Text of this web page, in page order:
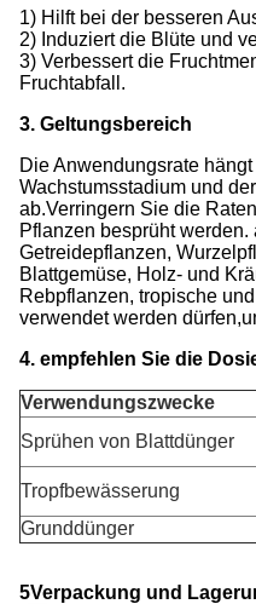
1) Hilft bei der besseren
2) Induziert die Blüte und
3) Verbessert die
Fruchtabfall.
3. Geltungsbereich
Die Anwendungsrate
Wachstumsstadium und
ab.Verringern Sie die
Pflanzen besprüht werden.
Getreidepflanzen,
Blattgemüse, Holz- und
Rebpflanzen, tropische
verwendet werden
4. empfehlen Sie die
Verwendungszwecke
Sprühen von Blattdünger
Tropfbewässerung
Grunddünger
5Verpackung und